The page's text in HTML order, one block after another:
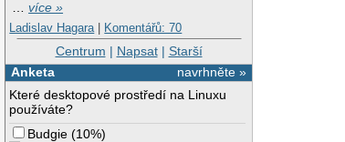
…více »
Ladislav Hagara | Komentářů: 70
Centrum | Napsat| Starší
navrhněte »
Anketa
Které desktopové prostředí na Linuxu
používáte?
Budgie (10%)